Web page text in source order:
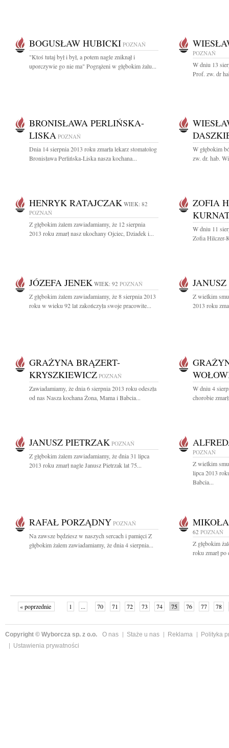
BOGUSŁAW HUBICKI POZNAŃ
"Ktoś tutaj był i był, a potem nagle zniknął i
uporczywie go nie ma" Pogrążeni w głębokim żalu...
POZNAŃ
W dniu 13
Prof. zw. dr
BRONISŁAWA PERLIŃSKA-
LISKA POZNAŃ
Dnia 14 sierpnia 2013 roku zmarła lekarz stomatolog
Bronisława Perlińska-Liska nasza kochana...
W głębokim
zw. dr. hab.
HENRYK RATAJCZAK WIEK: 82
POZNAŃ
Z głębokim żalem zawiadamiamy, że 12 sierpnia
2013 roku zmarł nasz ukochany Ojciec, Dziadek i...
ZOFIA
W dniu 11
Zofia Hilczer-
JÓZEFA JENEK WIEK: 92 POZNAŃ
Z głębokim żalem zawiadamiamy, że 8 sierpnia 2013
roku w wieku 92 lat zakończyła swoje pracowite...
Z wielkim
2013 roku
GRAŻYNA BRĄZERT-
KRYSZKIEWICZ POZNAŃ
Zawiadamiamy, że dnia 6 sierpnia 2013 roku odeszła
od nas Nasza kochana Żona, Mama i Babcia...
W dniu 4
chorobie
JANUSZ PIETRZAK POZNAŃ
Z głębokim żalem zawiadamiamy, że dnia 31 lipca
2013 roku zmarł nagle Janusz Pietrzak lat 75...
POZNAŃ
Z wielkim
lipca 2013
Babcia...
RAFAŁ PORZĄDNY POZNAŃ
Na zawsze będziesz w naszych sercach i pamięci Z
głębokim żalem zawiadamiamy, że dnia 4 sierpnia...
62 POZNAŃ
Z głębokim
roku zmarł po
« poprzednie 1 ... 70 71 72 73 74 75 76 77
78
Copyright © Wyborcza sp. z o.o. O nas Staże u nas Reklama
Polityka
Ustawienia prywatności